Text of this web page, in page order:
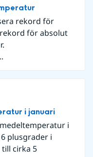
rekord för
för absolut
i januari
i
plusgrader i
cirka 5